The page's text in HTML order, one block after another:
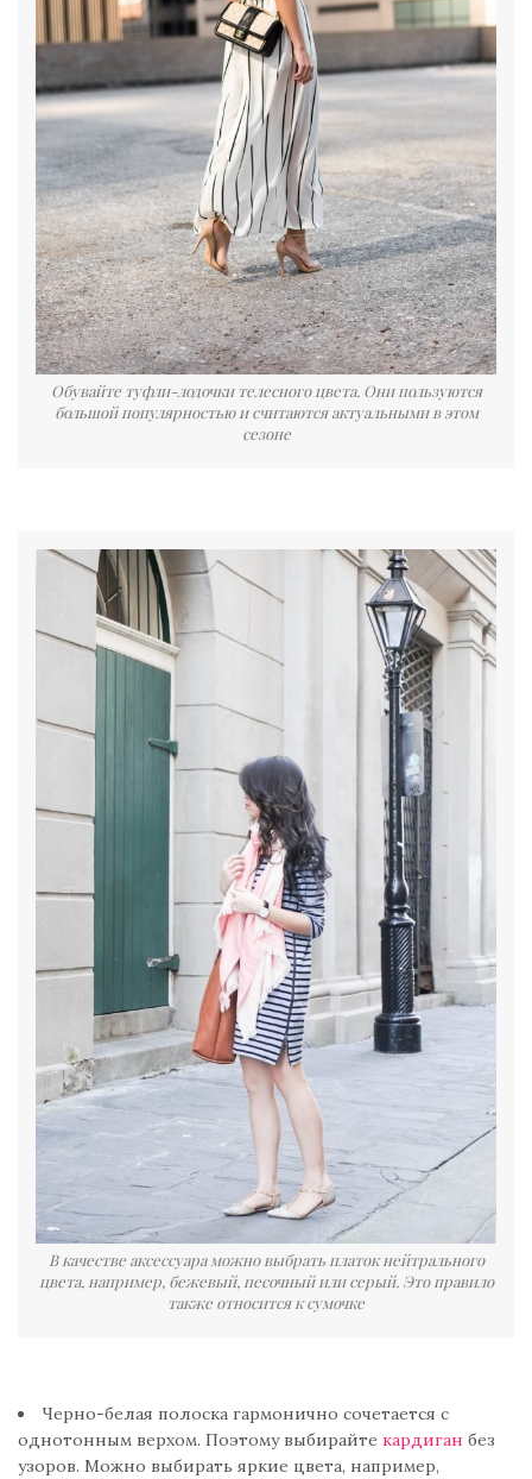
Обувайте туфли-лодочки телесного цвета. Они пользуются
большой популярностью и считаются актуальными в этом
сезоне
В качестве аксессуара можно выбрать платок нейтрального
цвета, например, бежевый, песочный или серый. Это правило
также относится к сумочке
Черно-белая полоска гармонично сочетается с
однотонным верхом. Поэтому выбирайте кардиган без
узоров. Можно выбирать яркие цвета, например,